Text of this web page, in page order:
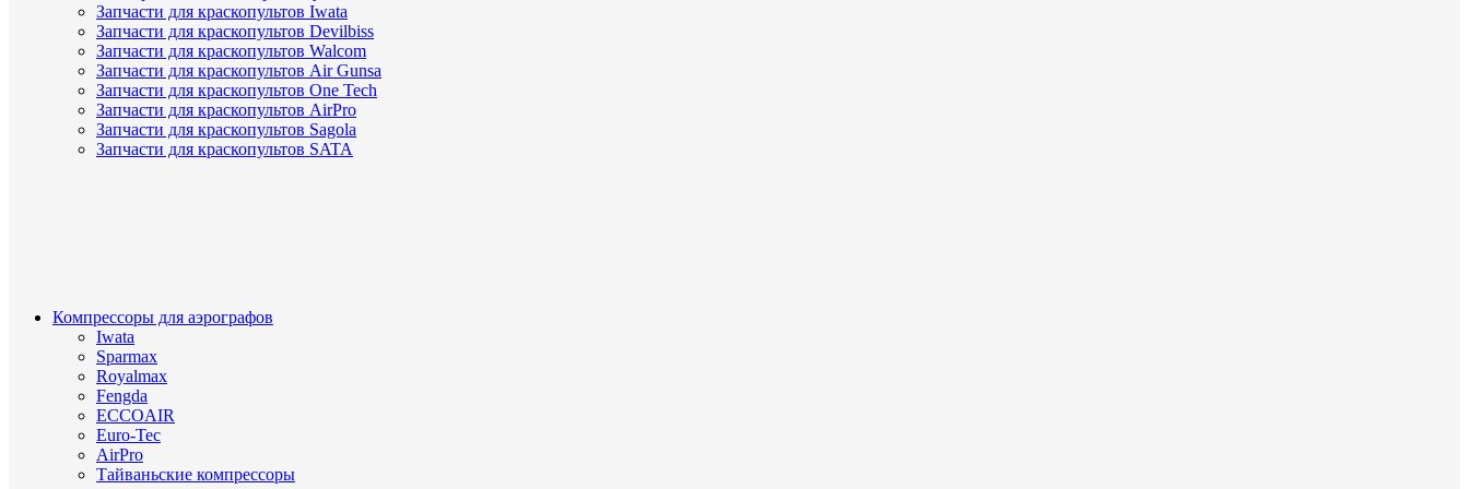
Запчасти для краскопультов Iwata
Запчасти для краскопультов Devilbiss
Запчасти для краскопультов Walcom
Запчасти для краскопультов Air Gunsa
Запчасти для краскопультов One Tech
Запчасти для краскопультов AirPro
Запчасти для краскопультов Sagola
Запчасти для краскопультов SATA
Компрессоры для аэрографов
Iwata
Sparmax
Royalmax
Fengda
ECCOAIR
Euro-Tec
AirPro
Тайваньские компрессоры